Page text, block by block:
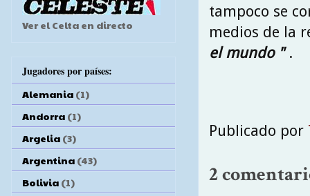
tampoco se
medios de la
el mundo ".
Publicado por
2
Ver el Celta en directo
Jugadores por países:
Alemania (1)
Andorra (1)
Argelia (3)
Argentina (43)
Bolivia (1)